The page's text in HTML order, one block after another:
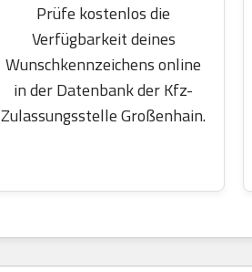
Prüfe kostenlos die
Verfügbarkeit deines
Wunschkennzeichens online
in der Datenbank der Kfz-
Zulassungsstelle Großenhain.